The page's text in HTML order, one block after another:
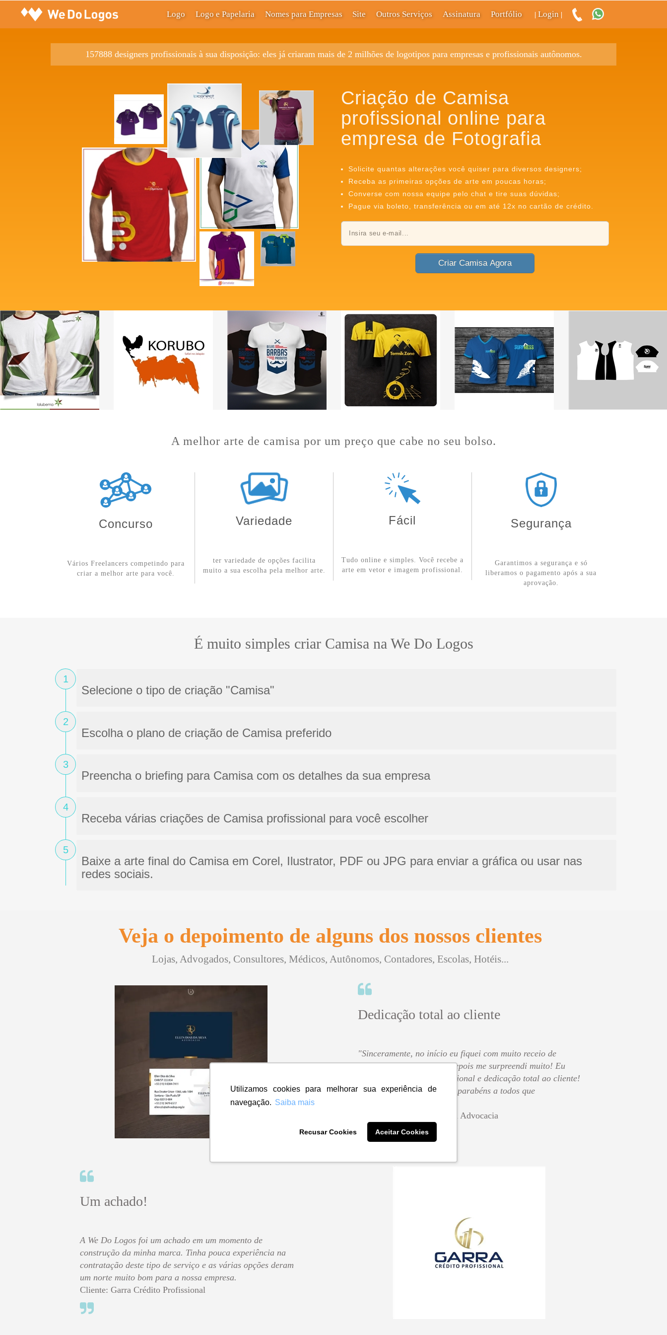
Utilizamos cookies para melhorar sua experiência de
navegação. Saiba mais
Recusar Cookies Aceitar Cookies
Logo Logo e Papelaria Nomes para Empresas Site Outros Serviços Assinatura Portfólio Login
157888 designers profissionais à sua disposição: eles já criaram mais de 2 milhões de logotipos para empresas e profissionais autônomos.
Criação de Camisa
profissional online para
empresa de Fotografia
Solicite quantas alterações você quiser para diversos designers;
Receba as primeiras opções de arte em poucas horas;
Converse com nossa equipe pelo chat e tire suas dúvidas;
Pague via boleto, transferência ou em até 12x no cartão de crédito.
Criar Camisa Agora
A melhor arte de camisa por um preço que cabe no seu bolso.
Concurso
Vários Freelancers competindo para
criar a melhor arte para você.
Variedade
ter variedade de opções facilita
muito a sua escolha pela melhor arte.
Fácil
Tudo online e simples. Você recebe a
arte em vetor e imagem profissional.
Segurança
Garantimos a segurança e só
liberamos o pagamento após a sua
aprovação.
É muito simples criar Camisa na We Do Logos
1
Selecione o tipo de criação "Camisa"
2
Escolha o plano de criação de Camisa preferido
3
Preencha o briefing para Camisa com os detalhes da sua empresa
4
Receba várias criações de Camisa profissional para você escolher
5
Baixe a arte final do Camisa em Corel, Ilustrator, PDF ou JPG para enviar a gráfica ou usar nas
redes sociais.
Veja o depoimento de alguns dos nossos clientes
Lojas, Advogados, Consultores, Médicos, Autônomos, Contadores, Escolas, Hotéis...
Dedicação total ao cliente
"Sinceramente, no início eu fiquei com muito receio de
contratar a empresa mas depois me surpreendi muito! Eu
amei! Super rápido, profissional e dedicação total ao cliente!
Eu indico, aprovo e dou os parabéns a todos que
Cliente: Ellen Dias da Silva Advocacia
Um achado!
A We Do Logos foi um achado em um momento de
construção da minha marca. Tinha pouca experiência na
contratação deste tipo de serviço e as várias opções deram
um norte muito bom para a nossa empresa.
Cliente: Garra Crédito Profissional